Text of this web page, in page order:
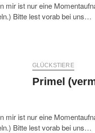
ist nur eine
Bitte lest vorab bei uns…
GLÜCKSTIERE
Primel
ist nur eine
Bitte lest vorab bei uns…